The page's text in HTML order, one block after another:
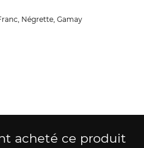
Négrette, Gamay
acheté ce produit